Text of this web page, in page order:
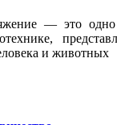
— это
и животных